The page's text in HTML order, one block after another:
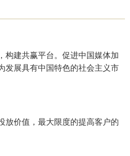
，构建共赢平台。促进中国媒体加
发展具有中国特色的社会主义市
价值，最大限度的提高客户的